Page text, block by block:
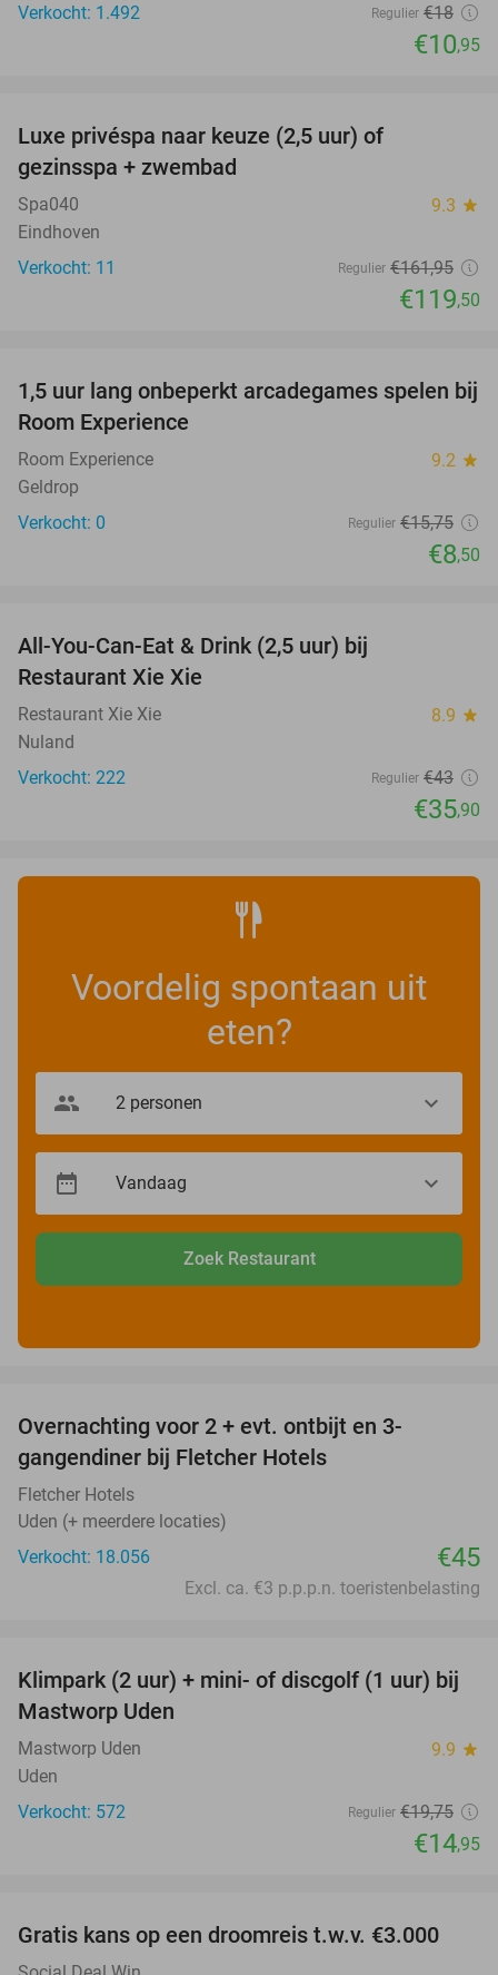
Verkocht: 1.492
Regulier €18
€10,95
Luxe privéspa naar keuze (2,5 uur) of
gezinsspa + zwembad
Spa040 9.3 star
Eindhoven
Verkocht: 11
Regulier €161,95
€119,50
46%
TODAY
1,5 uur lang onbeperkt arcadegames spelen bij
Room Experience
Room Experience 9.2 star
Geldrop
Verkocht: 0
Regulier €15,75
€8,50
All-You-Can-Eat & Drink (2,5 uur) bij
Restaurant Xie Xie
Restaurant Xie Xie 8.9 star
Nuland
Verkocht: 222
Regulier €43
€35,90
Voordelig spontaan uit
eten?
Zoek Restaurant
Overnachting voor 2 + evt. ontbijt en 3-
gangendiner bij Fletcher Hotels
Fletcher Hotels
Uden (+ meerdere locaties)
Verkocht: 18.056
€45
Excl. ca. €3 p.p.p.n. toeristenbelasting
24%
Klimpark (2 uur) + mini- of discgolf (1 uur) bij
Mastworp Uden
Mastworp Uden 9.9 star
Uden
Verkocht: 572
Regulier €19,75
€14,95
Gratis kans op een droomreis t.w.v. €3.000